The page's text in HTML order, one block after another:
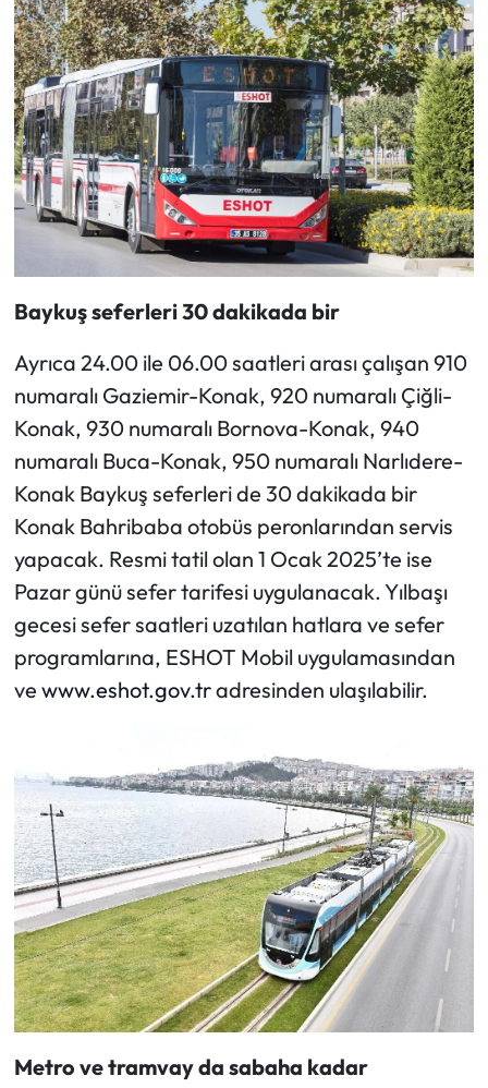
Baykuş seferleri 30 dakikada bir
Ayrıca 24.00 ile 06.00 saatleri arası çalışan 910
numaralı Gaziemir-Konak, 920 numaralı Çiğli-
Konak, 930 numaralı Bornova-Konak, 940
numaralı Buca-Konak, 950 numaralı Narlıdere-
Konak Baykuş seferleri de 30 dakikada bir
Konak Bahribaba otobüs peronlarından servis
yapacak. Resmi tatil olan 1 Ocak 2025’te ise
Pazar günü sefer tarifesi uygulanacak. Yılbaşı
gecesi sefer saatleri uzatılan hatlara ve sefer
programlarına, ESHOT Mobil uygulamasından
ve www.eshot.gov.tradresinden ulaşılabilir.
Metro ve tramvay da sabaha kadar